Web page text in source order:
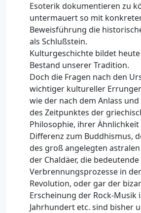
Esoterik dokumentieren zu
untermauert so mit
Beweisführung die
als Schlußstein.
Kulturgeschichte bildet
Bestand unserer Tradition.
Doch die Fragen nach den
wichtiger kultureller
wie der nach dem Anlass
des Zeitpunktes der
Philosophie, ihrer
Differenz zum Buddhismus,
des groß angelegten
der Chaldäer, die
Verbrennungsprozesse in
Revolution, oder gar der
Erscheinung der Rock-Musik
Jahrhundert etc. sind bisher